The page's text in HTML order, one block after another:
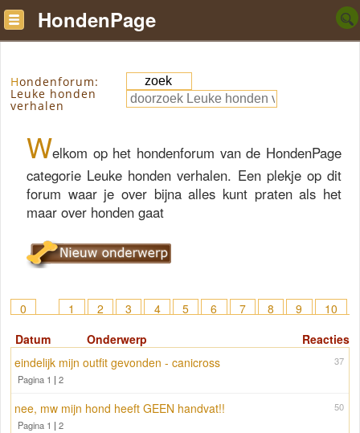
HondenPage
Hondenforum:
Leuke honden
verhalen
Welkom op het hondenforum van de HondenPage
categorie Leuke honden verhalen. Een plekje op dit
forum waar je over bijna alles kunt praten als het
maar over honden gaat
0 1 2 3 4 5 6 7 8 9
10
Reacties
Datum Onderwerp
37
eindelijk mijn outfit gevonden - canicross
Pagina 1 | 2
50
nee, mw mijn hond heeft GEEN handvat!!
Pagina 1 | 2